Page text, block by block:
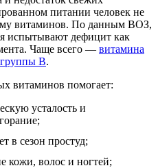
питании человек не
витаминов. По данным ВОЗ,
испытывают дефицит как
Чаще всего — витамина
B.
витаминов помогает:
усталость и
в сезон простуд;
кожи, волос и ногтей;